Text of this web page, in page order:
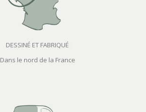
DESSINÉ ET FABRIQUÉ
Dans le nord de la France